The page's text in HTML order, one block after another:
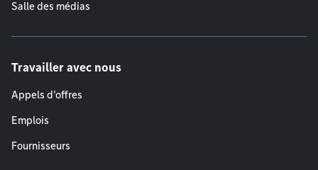
Salle des médias
Travailler avec nous
Appels d'offres
Emplois
Fournisseurs